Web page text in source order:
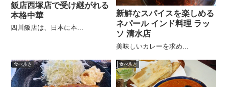
飯店西塚店で受け継がれる
本格中華
四川飯店は、日本に本...
新鮮なスパイスを楽しめる
ネパール インド料理 ラッ
ソ 清水店
美味しいカレーを求め...
食べ歩き 食べ歩き